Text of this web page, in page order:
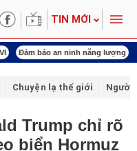
TIN MỚI
Mỹ - Israel tấn công Iran Thực
Chuyện lạ thế giới Người
Trump chỉ rõ
biển Hormuz